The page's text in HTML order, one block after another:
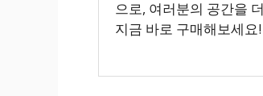
으로, 여러분의 공간을
지금 바로 구매해보세요!